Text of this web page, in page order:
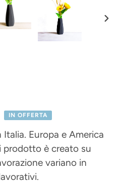
IN OFFERTA
Europa e America
prodotto è creato su
variano in